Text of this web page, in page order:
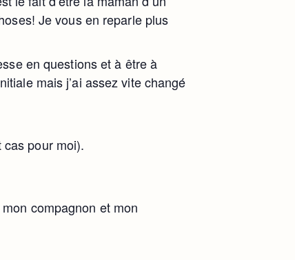
Je vous en reparle plus
en questions et à être à
mais j’ai assez vite changé
cas pour moi).
compagnon et mon